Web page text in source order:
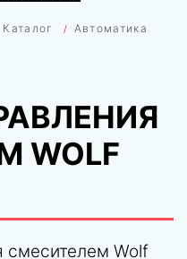
Каталог
Автоматика
WOLF